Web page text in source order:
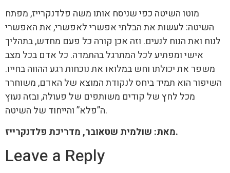
מוטו השיטה כפי שניסח אותו משה פלדנקרייז, מפתח
השיטה: לעשות את הבלתי אפשרי לאפשרי, את האפשרי
לנוח ואת הנוח לנעים. וזה אכן קורה כל פעם מחדש, בתהליך
אישי ומפתיע לכל המתרגל בהתמדה. כל אדם בכל מצב
משפר את יכולתו וחש במלואו את נוכחות רגע ההווה בחייו.
השיפור הוא תמיד ביחס לנקודת המוצא של האדם, משוחרר
מכל לחץ של קודים משותפים של פעולה, ובזה נעוץ
ה”פלא” והייחוד של השיטה.
מאת: שולמית שטאובר, מדריכת פלדנקרייז.
Leave a Reply